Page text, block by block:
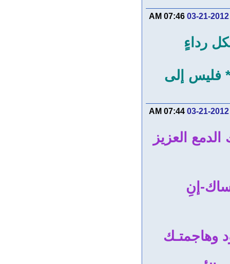
03-21-2012
07:46 AM
رداءٍ
فليس إلى
03-21-2012
07:44 AM
العزيز
إنِ
وهاجمتـك